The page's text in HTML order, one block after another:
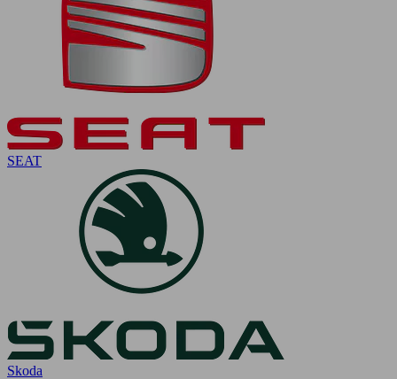
SEAT
Skoda